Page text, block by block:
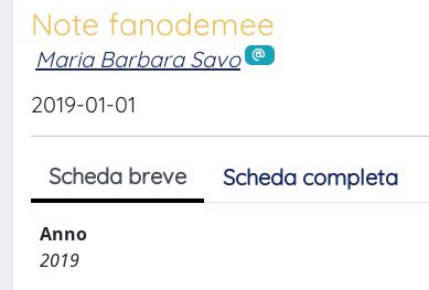
Note fanodemee
Maria Barbara Savo
2019-01-01
Scheda breve Scheda completa
Anno
2019